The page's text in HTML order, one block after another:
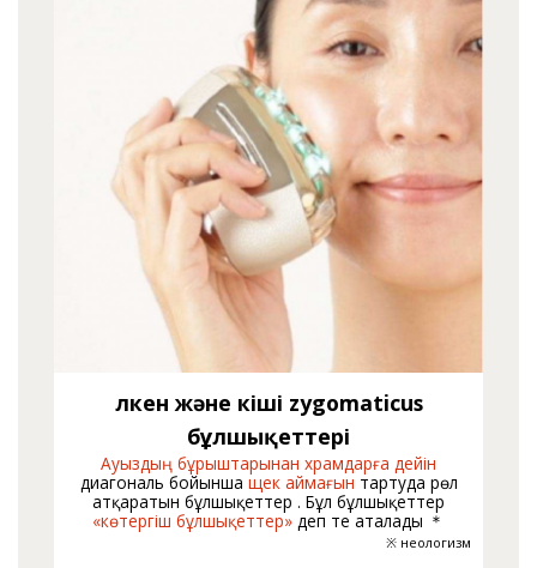
Үлкен және кіші zygomaticus
бұлшықеттері
Ауыздың бұрыштарынан храмдарға дейін
диагональ бойынша щек аймағын тартуда рөл
атқаратын бұлшықеттер . Бұл бұлшықеттер
«көтергіш бұлшықеттер» деп те аталады ＊
※ неологизм